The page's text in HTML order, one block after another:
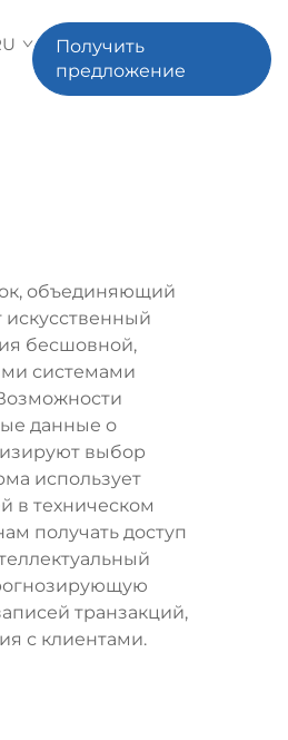
Получить
предложение
объединяющий
бесшовной,
системами
данные о
выбор
использует
в техническом
получать доступ
транзакций,
с клиентами.